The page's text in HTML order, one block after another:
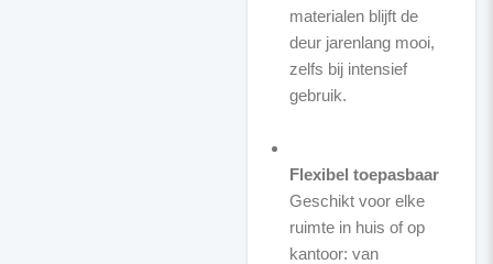
materialen blijft de
deur jarenlang mooi,
zelfs bij intensief
gebruik.
Flexibel toepasbaar
Geschikt voor elke
ruimte in huis of op
kantoor: van